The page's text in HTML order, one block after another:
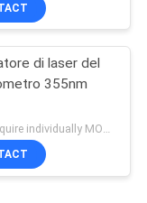
di laser del
355nm
Please inquire individually MOQ:1